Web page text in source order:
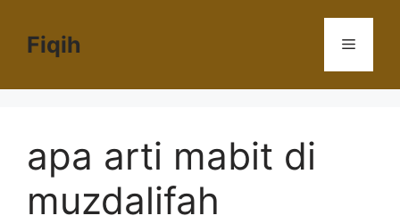
Fiqih Menu
apa arti mabit di
muzdalifah